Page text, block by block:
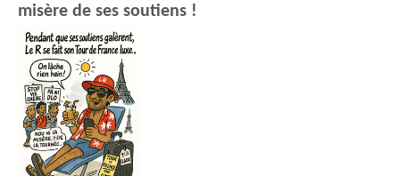
misère de ses soutiens !